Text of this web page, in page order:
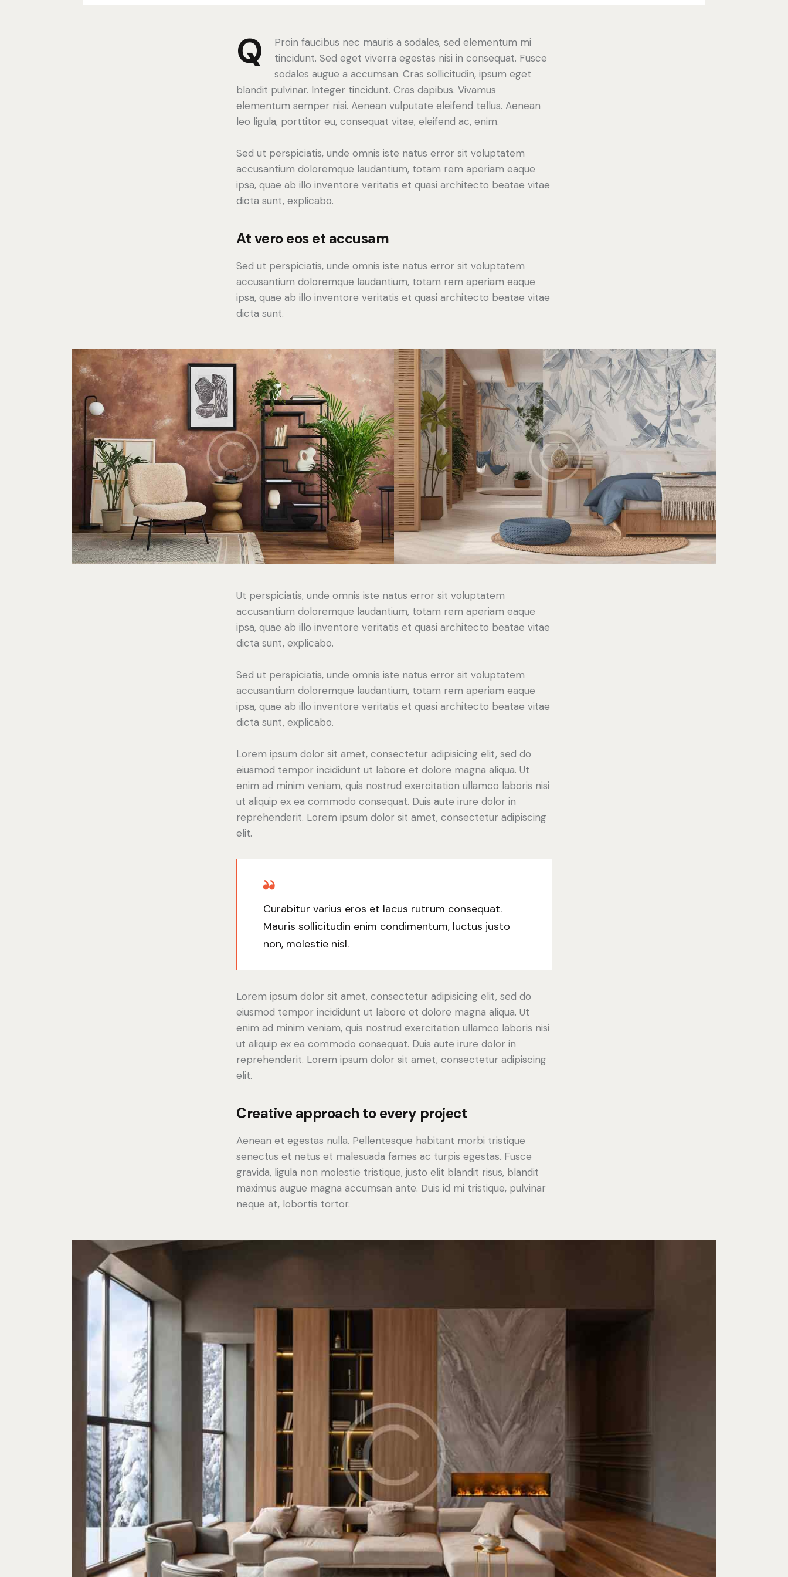
Q
Proin faucibus nec mauris a sodales, sed elementum mi
tincidunt. Sed eget viverra egestas nisi in consequat. Fusce
sodales augue a accumsan. Cras sollicitudin, ipsum eget
blandit pulvinar. Integer tincidunt. Cras dapibus. Vivamus
elementum semper nisi. Aenean vulputate eleifend tellus. Aenean
leo ligula, porttitor eu, consequat vitae, eleifend ac, enim.
Sed ut perspiciatis, unde omnis iste natus error sit voluptatem
accusantium doloremque laudantium, totam rem aperiam eaque
ipsa, quae ab illo inventore veritatis et quasi architecto beatae vitae
dicta sunt, explicabo.
At vero eos et accusam
Sed ut perspiciatis, unde omnis iste natus error sit voluptatem
accusantium doloremque laudantium, totam rem aperiam eaque
ipsa, quae ab illo inventore veritatis et quasi architecto beatae vitae
dicta sunt.
Ut perspiciatis, unde omnis iste natus error sit voluptatem
accusantium doloremque laudantium, totam rem aperiam eaque
ipsa, quae ab illo inventore veritatis et quasi architecto beatae vitae
dicta sunt, explicabo.
Sed ut perspiciatis, unde omnis iste natus error sit voluptatem
accusantium doloremque laudantium, totam rem aperiam eaque
ipsa, quae ab illo inventore veritatis et quasi architecto beatae vitae
dicta sunt, explicabo.
Lorem ipsum dolor sit amet, consectetur adipisicing elit, sed do
eiusmod tempor incididunt ut labore et dolore magna aliqua. Ut
enim ad minim veniam, quis nostrud exercitation ullamco laboris nisi
ut aliquip ex ea commodo consequat. Duis aute irure dolor in
reprehenderit. Lorem ipsum dolor sit amet, consectetur adipiscing
elit.
Curabitur varius eros et lacus rutrum consequat.
Mauris sollicitudin enim condimentum, luctus justo
non, molestie nisl.
Lorem ipsum dolor sit amet, consectetur adipisicing elit, sed do
eiusmod tempor incididunt ut labore et dolore magna aliqua. Ut
enim ad minim veniam, quis nostrud exercitation ullamco laboris nisi
ut aliquip ex ea commodo consequat. Duis aute irure dolor in
reprehenderit. Lorem ipsum dolor sit amet, consectetur adipiscing
elit.
Creative approach to every project
Aenean et egestas nulla. Pellentesque habitant morbi tristique
senectus et netus et malesuada fames ac turpis egestas. Fusce
gravida, ligula non molestie tristique, justo elit blandit risus, blandit
maximus augue magna accumsan ante. Duis id mi tristique, pulvinar
neque at, lobortis tortor.